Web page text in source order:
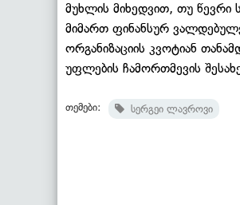
მუხლის მიხედვით, თუ წევრი
მიმართ ფინანსურ
ორგანიზაციის კვოტიან
უფლების ჩამორთმევის
თემები: სერგეი ლავროვი